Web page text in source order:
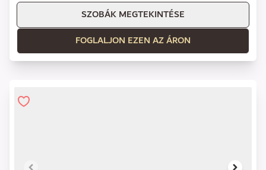
SZOBÁK MEGTEKINTÉSE
FOGLALJON EZEN AZ ÁRON